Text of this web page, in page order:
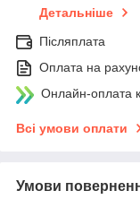
Детальніше
Післяплата
Оплата на
Онлайн-оплата
Всі умови оплати
Умови